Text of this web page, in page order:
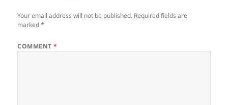
Your email address will not be published. Required fields are
marked*
COMMENT*